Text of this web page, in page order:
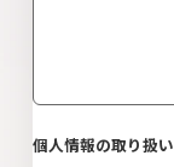
個人情報の取り扱